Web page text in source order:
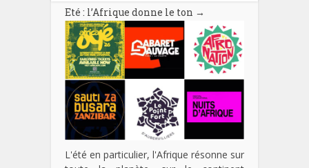
Eté : l’Afrique donne le ton →
L'été en particulier, l'Afrique résonne sur